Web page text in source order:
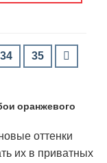
34 35
оранжевого
оттенки
их в приватных